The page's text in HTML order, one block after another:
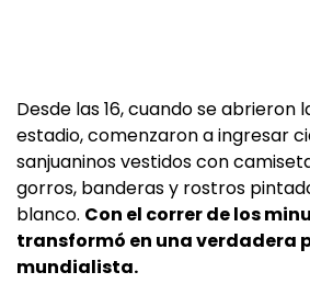
Desde las 16, cuando se abrieron
estadio, comenzaron a ingresar
sanjuaninos vestidos con
gorros, banderas y rostros
blanco. Con el correr de los
transformó en una verdadera
mundialista.